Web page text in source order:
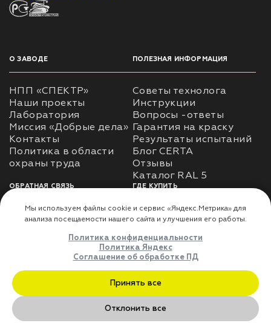
О ЗАВОДЕ
НПП «СПЕКТР»
Наши проекты
Лаборатория
Миссия «Добрые дела»
Контакты
Политика в области
ПОЛЕЗНАЯ ИНФОРМАЦИЯ
Советы технолога
Инструкции
Вопросы -ответы
Гарантия на краску
Результаты испытаний
Блог CERTA
Отзывы
Каталог RAL 5
ОБРАТНАЯ СВЯЗЬ
Использование
использования личных
Оферта
ГДЕ КУПИТЬ
Доставка
Где купить
ДЛЯ ПАРТНЁРОВ
Преимущества